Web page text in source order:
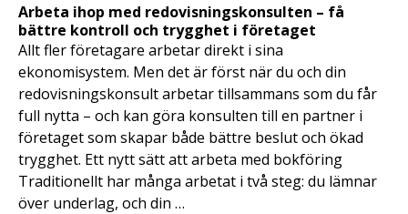
Arbeta ihop med redovisningskonsulten – få
bättre kontroll och trygghet i företaget
Allt fler företagare arbetar direkt i sina
ekonomisystem. Men det är först när du och din
redovisningskonsult arbetar tillsammans som du får
full nytta – och kan göra konsulten till en partner i
företaget som skapar både bättre beslut och ökad
trygghet. Ett nytt sätt att arbeta med bokföring
Traditionellt har många arbetat i två steg: du lämnar
över underlag, och din …